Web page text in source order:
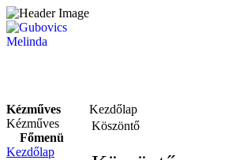
Kézműves
Kézműves
Főmenü
Kezdőlap
Kezdőlap
Köszöntő